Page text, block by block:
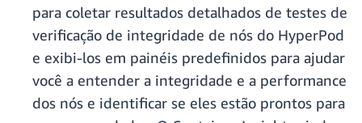
para coletar resultados detalhados de testes de
verificação de integridade de nós do HyperPod
e exibi-los em painéis predefinidos para ajudar
você a entender a integridade e a performance
dos nós e identificar se eles estão prontos para